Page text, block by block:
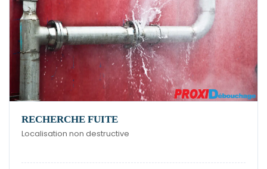
RECHERCHE FUITE
Localisation non destructive